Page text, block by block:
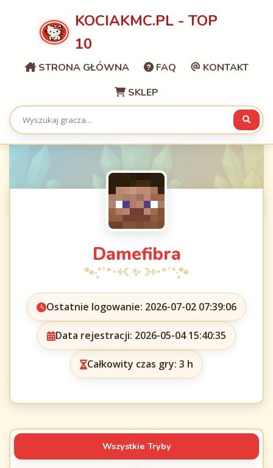
KOCIAKMC.PL - TOP
10
STRONA GŁÓWNA FAQ
KONTAKT
SKLEP
Damefibra
Ostatnie logowanie: 2026-07-02 07:39:06
Data rejestracji: 2026-05-04 15:40:35
Całkowity czas gry: 3 h
Wszystkie Tryby